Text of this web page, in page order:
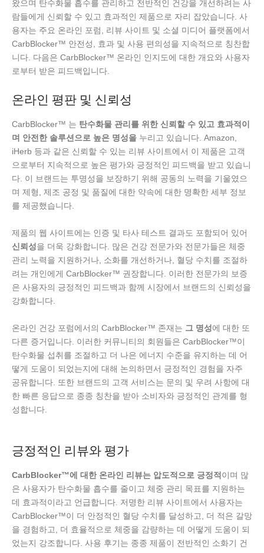
왔으며 탄수화물 흡수를 관리하고 전반적인 건강을 개선하려는 사
람들에게 신뢰할 수 있고 효과적인 제품으로 자리 잡았습니다. 사
용자는 주요 온라인 포럼, 리뷰 사이트 및 소셜 미디어 플랫폼에서
CarbBlocker™ 안전성, 효과 및 사용 편의성을 지속적으로 칭찬합
니다. 다음은 CarbBlocker™ 온라인 인지도에 대한 개요와 사용자
로부터 받은 피드백입니다.
온라인 평판 및 신뢰성
CarbBlocker™ 는 탄수화물 관리를 위한 신뢰할 수 있고 효과적이
며 안전한 솔루션으로 높은 명성을 누리고 있습니다. Amazon,
iHerb 등과 같은 신뢰할 수 있는 리뷰 사이트에서 이 제품은 고객
으로부터 지속적으로 높은 평가와 긍정적인 피드백을 받고 있습니
다. 이 브랜드는 투명성을 보장하기 위해 공동의 노력을 기울였으
며 제형, 제조 공정 및 품질에 대한 약속에 대한 명확한 세부 정보
를 제공했습니다.
제품의 웹 사이트에는 인증 및 타사 테스트 결과도 포함되어 있어
신뢰성을 더욱 강화합니다. 많은 건강 전문가와 전문가들은 체중
관리 노력을 지원하거나, 소화를 개선하거나, 혈당 수치를 조절하
려는 개인에게 CarbBlocker™ 권장합니다. 이러한 전문가의 보증
은 사용자의 긍정적인 피드백과 함께 시장에서 브랜드의 신뢰성을
강화합니다.
온라인 건강 포럼에서의 CarbBlocker™ 존재는 그 명성에 대한 또
다른 증거입니다. 이러한 커뮤니티의 회원들은 CarbBlocker™이
탄수화물 섭취를 조절하고 더 나은 에너지 수준을 유지하는 데 어
떻게 도움이 되었는지에 대해 논의하면서 긍정적인 경험을 자주
공유합니다. 또한 브랜드의 고객 서비스는 문의 및 우려 사항에 대
한 빠른 응답으로 종종 칭찬을 받아 소비자와 긍정적인 관계를 형
성합니다.
긍정적인 리뷰와 평가
CarbBlocker™에 대한 온라인 리뷰는 압도적으로 긍정적 이며 많
은 사용자가 탄수화물 흡수를 줄이고 체중 관리 목표를 지원하는
데 효과적이라고 언급합니다. 저명한 리뷰 사이트에서 사용자는
CarbBlocker™이 더 안정적인 혈당 수치를 달성하고, 더 적은 갈망
을 경험하고, 더 효율적으로 체중을 감량하는 데 어떻게 도움이 되
었는지 강조합니다. 사용 후기는 종종 제품이 전반적인 소화기 건